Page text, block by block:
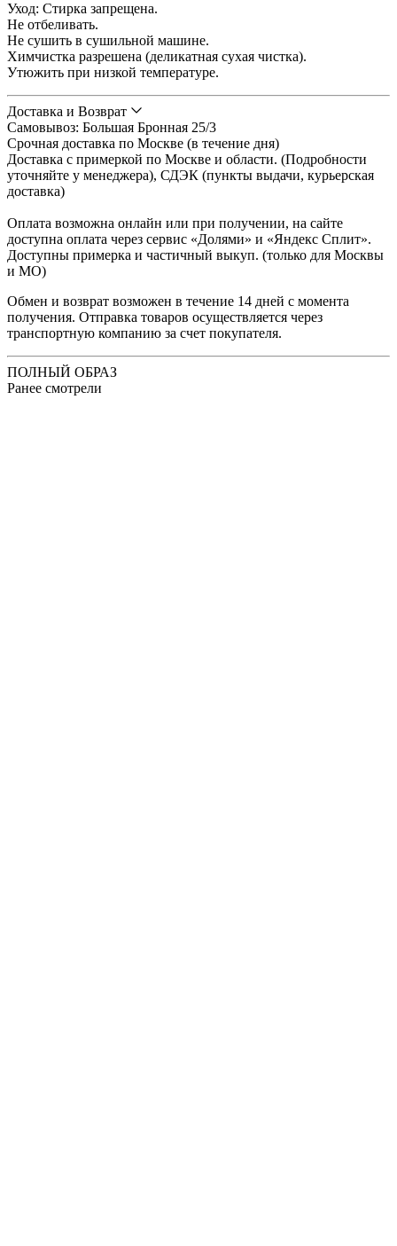
Уход: Стирка запрещена.
Не отбеливать.
Не сушить в сушильной машине.
Химчистка разрешена (деликатная сухая чистка).
Утюжить при низкой температуре.
Доставка и Возврат
Cамовывоз: Большая Бронная 25/3
Срочная доставка по Москве (в течение дня)
Доставка с примеркой по Москве и области. (Подробности
уточняйте у менеджера), СДЭК (пункты выдачи, курьерская
доставка)
Оплата возможна онлайн или при получении, на сайте
доступна оплата через сервис «Долями» и «Яндекс Сплит».
Доступны примерка и частичный выкуп. (только для Москвы
и МО)
Обмен и возврат возможен в течение 14 дней с момента
получения. Отправка товаров осуществляется через
транспортную компанию за счет покупателя.
ПОЛНЫЙ ОБРАЗ
Ранее смотрели